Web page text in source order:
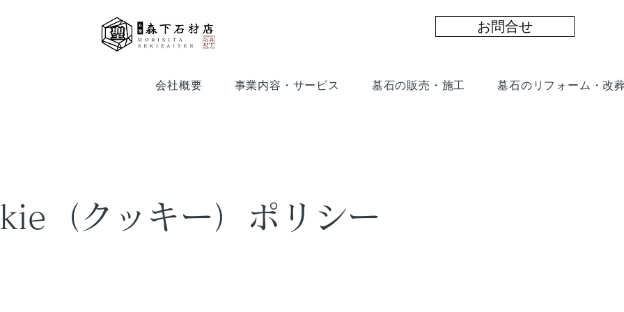
お問合せ
会社概要 事業内容・サービス 墓石の販売・施工 墓石のリフォーム・改
（クッキー）ポリシー